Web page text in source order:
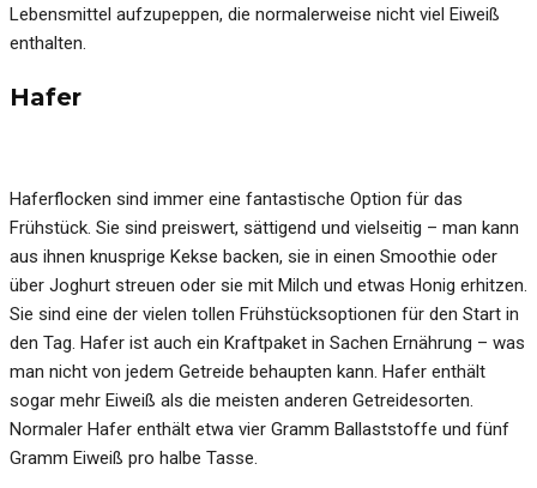
Lebensmittel aufzupeppen, die normalerweise nicht viel Eiweiß
enthalten.
Hafer
Haferflocken sind immer eine fantastische Option für das
Frühstück. Sie sind preiswert, sättigend und vielseitig – man kann
aus ihnen knusprige Kekse backen, sie in einen Smoothie oder
über Joghurt streuen oder sie mit Milch und etwas Honig erhitzen.
Sie sind eine der vielen tollen Frühstücksoptionen für den Start in
den Tag. Hafer ist auch ein Kraftpaket in Sachen Ernährung – was
man nicht von jedem Getreide behaupten kann. Hafer enthält
sogar mehr Eiweiß als die meisten anderen Getreidesorten.
Normaler Hafer enthält etwa vier Gramm Ballaststoffe und fünf
Gramm Eiweiß pro halbe Tasse.